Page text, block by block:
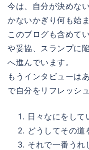
今は、自分が決めな
かないかぎり何も始ま
このブログも含めて
や妥協、スランプに
へ進んでいます。
もうインタビューは
で自分をリフレッシ
日々なにをして
どうしてその道
それで一番うれ